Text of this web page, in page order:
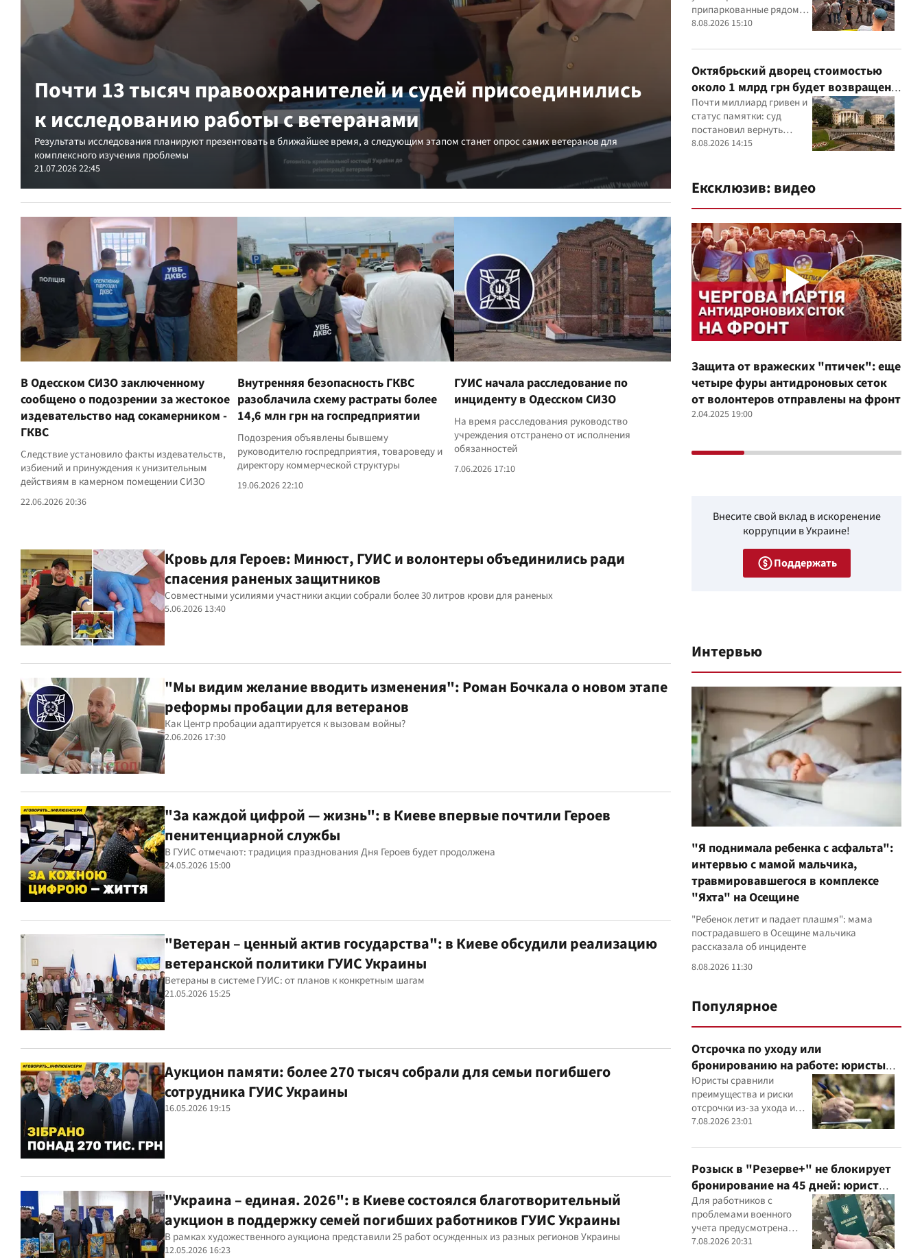
Почти 13 тысяч правоохранителей и судей присоединились
к исследованию работы с ветеранами
Результаты исследования планируют презентовать в ближайшее время, а следующим этапом станет опрос самих ветеранов для
комплексного изучения проблемы
21.07.2026 22:45
В Одесском СИЗО заключенному
сообщено о подозрении за жестокое
издевательство над сокамерником -
ГКВС
Следствие установило факты издевательств,
избиений и принуждения к унизительным
действиям в камерном помещении СИЗО
22.06.2026 20:36
Внутренняя безопасность ГКВС
разоблачила схему растраты более
14,6 млн грн на госпредприятии
Подозрения объявлены бывшему
руководителю госпредприятия, товароведу и
директору коммерческой структуры
19.06.2026 22:10
ГУИС начала расследование по
инциденту в Одесском СИЗО
На время расследования руководство
учреждения отстранено от исполнения
обязанностей
7.06.2026 17:10
Кровь для Героев: Минюст, ГУИС и волонтеры объединились ради
спасения раненых защитников
Совместными усилиями участники акции собрали более 30 литров крови для раненых
5.06.2026 13:40
"Мы видим желание вводить изменения": Роман Бочкала о новом этапе
реформы пробации для ветеранов
Как Центр пробации адаптируется к вызовам войны?
2.06.2026 17:30
"За каждой цифрой — жизнь": в Киеве впервые почтили Героев
пенитенциарной службы
В ГУИС отмечают: традиция празднования Дня Героев будет продолжена
24.05.2026 15:00
"Ветеран – ценный актив государства": в Киеве обсудили реализацию
ветеранской политики ГУИС Украины
Ветераны в системе ГУИС: от планов к конкретным шагам
21.05.2026 15:25
Аукцион памяти: более 270 тысяч собрали для семьи погибшего
сотрудника ГУИС Украины
16.05.2026 19:15
"Украина – единая. 2026": в Киеве состоялся благотворительный
аукцион в поддержку семей погибших работников ГУИС Украины
В рамках художественного аукциона представили 25 работ осужденных из разных регионов Украины
12.05.2026 16:23
припаркованные рядом
машины
8.08.2026 15:10
Октябрьский дворец стоимостью
около 1 млрд грн будет возвращен
государству: суд удовлетворил иск
прокуратуры
Почти миллиард гривен и
статус памятки: суд
постановил вернуть
государству Жовтневый
8.08.2026 14:15
Ексклюзив: видео
Защита от вражеских "птичек": еще
четыре фуры антидроновых сеток
от волонтеров отправлены на фронт
2.04.2025 19:00
Внесите свой вклад в искоренение
коррупции в Украине!
Поддержать
Интервью
"Я поднимала ребенка с асфальта":
интервью с мамой мальчика,
травмировавшегося в комплексе
"Яхта" на Осещине
"Ребенок летит и падает плашмя": мама
пострадавшего в Осещине мальчика
рассказала об инциденте
8.08.2026 11:30
Популярное
Отсрочка по уходу или
бронированию на работе: юристы
объяснили, что надежнее
Юристы сравнили
преимущества и риски
отсрочки из-за ухода и
бронирования работника
предприятием
7.08.2026 23:01
Розыск в "Резерве+" не блокирует
бронирование на 45 дней: юрист
объяснил важный нюанс
Для работников с
проблемами военного
учета предусмотрена
специальная процедура
7.08.2026 20:31